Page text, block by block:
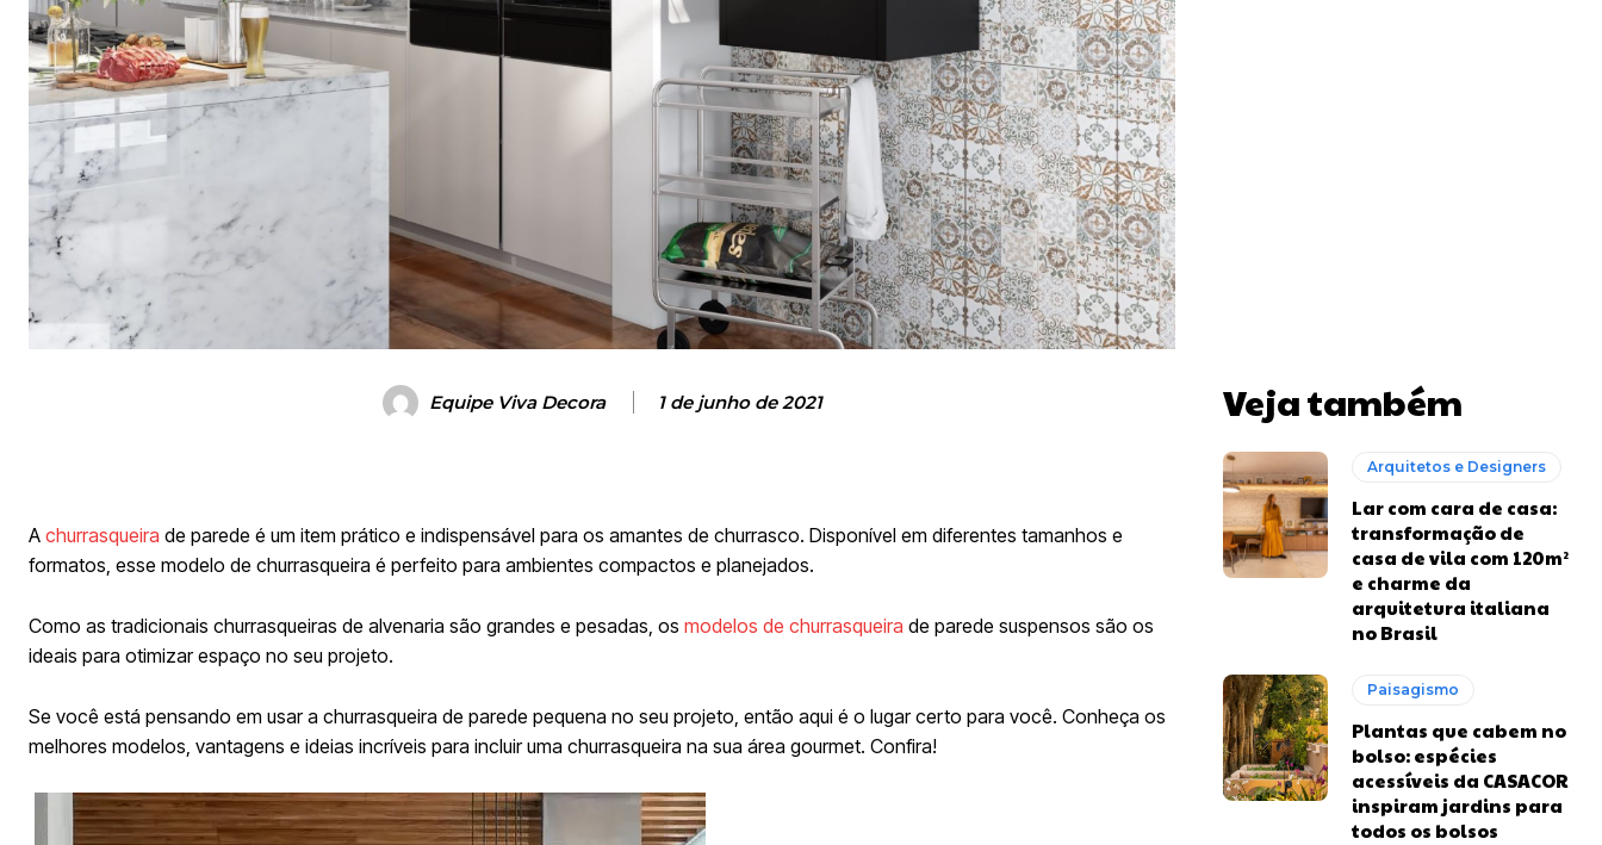
Equipe Viva Decora 1 de junho de 2021
A churrasqueira de parede é um item prático e indispensável para os amantes de churrasco. Disponível em diferentes tamanhos e
formatos, esse modelo de churrasqueira é perfeito para ambientes compactos e planejados.
Como as tradicionais churrasqueiras de alvenaria são grandes e pesadas, os modelos de churrasqueira de parede suspensos são os
ideais para otimizar espaço no seu projeto.
Se você está pensando em usar a churrasqueira de parede pequena no seu projeto, então aqui é o lugar certo para você. Conheça os
melhores modelos, vantagens e ideias incríveis para incluir uma churrasqueira na sua área gourmet. Confira!
Veja também
Arquitetos e Designers
Lar com cara de casa:
transformação de
casa de vila com 120m²
e charme da
arquitetura italiana
no Brasil
Paisagismo
Plantas que cabem no
bolso: espécies
acessíveis da CASACOR
inspiram jardins para
todos os bolsos